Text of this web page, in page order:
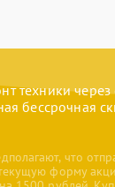
техники через
бессрочная
что
форму